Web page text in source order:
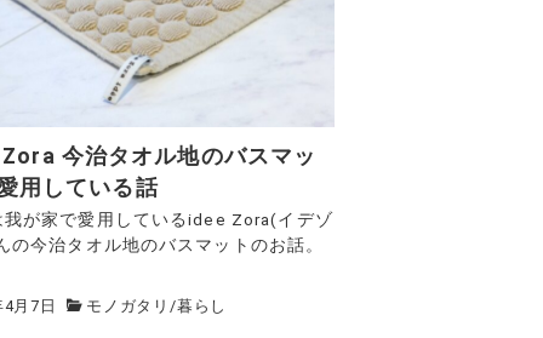
今治タオル地のバスマッ
用している話
我が家で愛用しているidee Zora(イデゾ
の今治タオル地のバスマットのお話。
月7日 モノガタリ /暮らし